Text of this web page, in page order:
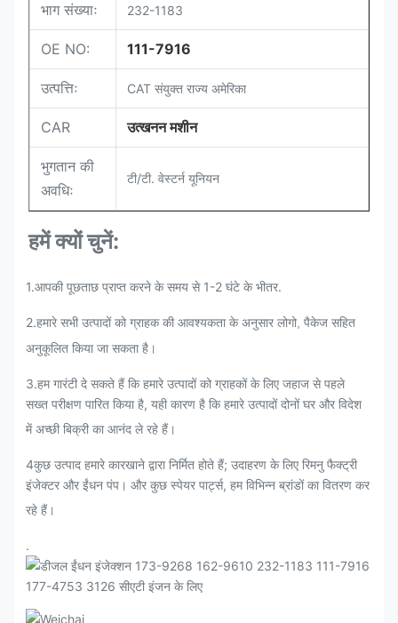
भाग संख्याः 232-1183
OE NO: 111-7916
उत्पत्तिः CAT संयुक्त राज्य अमेरिका
CAR उत्खनन मशीन
भुगतान की
अवधिः
टी/टी. वेस्टर्न यूनियन
हमें क्यों चुनें:
1.आपकी पूछताछ प्राप्त करने के समय से 1-2 घंटे के भीतर.
2.हमारे सभी उत्पादों को ग्राहक की आवश्यकता के अनुसार लोगो, पैकेज सहित
अनुकूलित किया जा सकता है।
3.हम गारंटी दे सकते हैं कि हमारे उत्पादों को ग्राहकों के लिए जहाज से पहले
सख्त परीक्षण पारित किया है, यही कारण है कि हमारे उत्पादों दोनों घर और विदेश
में अच्छी बिक्री का आनंद ले रहे हैं।
4कुछ उत्पाद हमारे कारखाने द्वारा निर्मित होते हैं; उदाहरण के लिए रिमनु फैक्ट्री
इंजेक्टर और ईंधन पंप। और कुछ स्पेयर पार्ट्स, हम विभिन्न ब्रांडों का वितरण कर
रहे हैं।
.